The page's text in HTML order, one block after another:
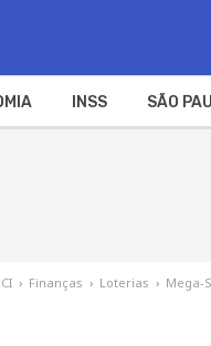
INSS SÃO
› Finanças › Loterias › Mega-